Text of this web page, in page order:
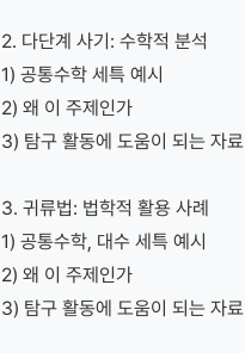
2. 다단계 사기: 수학적 분석
1) 공통수학 세특 예시
2) 왜 이 주제인가
3) 탐구 활동에 도움이 되는 자료
3. 귀류법: 법학적 활용 사례
1) 공통수학, 대수 세특 예시
2) 왜 이 주제인가
3) 탐구 활동에 도움이 되는 자료